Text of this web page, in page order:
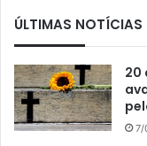
ÚLTIMAS NOTÍCIAS
20
7/